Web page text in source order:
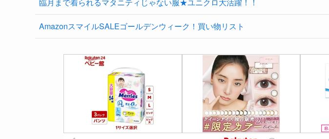
臨月まで着られるマタニティじゃない服★ユニクロ大活躍！！
AmazonスマイルSALEゴールデンウィーク！買い物リスト